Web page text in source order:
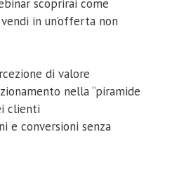
scoprirai come
in un’offerta non
di valore
nella “piramide
clienti
e conversioni senza